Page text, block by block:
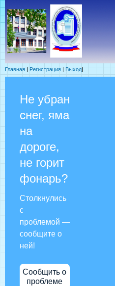
Главная | Регистрация | Выход|
Не убран
снег, яма
на
дороге,
не горит
фонарь?
Столкнулись
с
проблемой —
сообщите о
ней!
Сообщить о
проблеме